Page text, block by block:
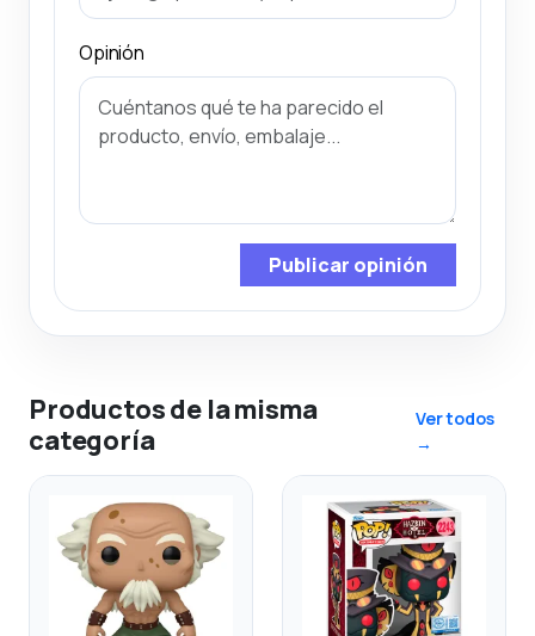
Opinión
Publicar opinión
Productos de la misma
categoría
Ver todos
→